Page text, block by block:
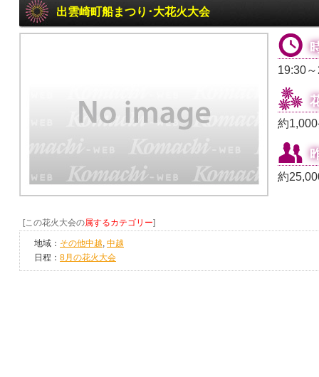
出雲崎町船まつり･大花火大会
19:30
約
約
[この花火大会の属するカテゴリー]
地域： その他中越, 中越
日程： 8月の花火大会